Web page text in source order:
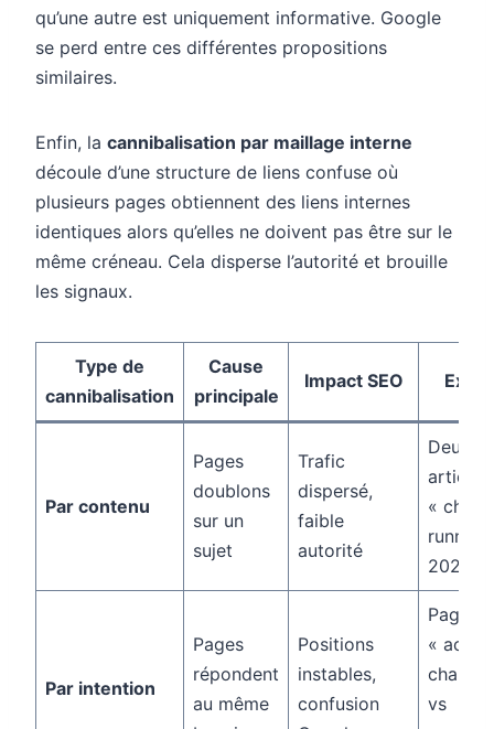
qu’une autre est uniquement informative. Google
se perd entre ces différentes propositions
similaires.
Enfin, la cannibalisation par maillage interne
découle d’une structure de liens confuse où
plusieurs pages obtiennent des liens internes
identiques alors qu’elles ne doivent pas être sur le
même créneau. Cela disperse l’autorité et brouille
les signaux.
Type de
cannibalisation
Cause
principale
Impact SEO
Par contenu
Pages
doublons
sur un
sujet
Trafic
dispersé,
faible
autorité
Deux
articles
«
running
2026 »
Par intention
Pages
répondent
au même
Positions
instables,
confusion
Page
«
vs